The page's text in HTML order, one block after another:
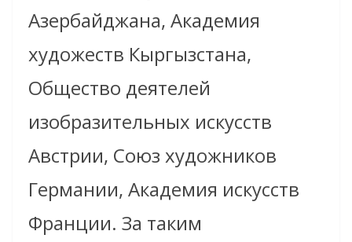
Азербайджана, Академия
художеств Кыргызстана,
Общество деятелей
изобразительных искусств
Австрии, Союз художников
Германии, Академия искусств
Франции. За таким